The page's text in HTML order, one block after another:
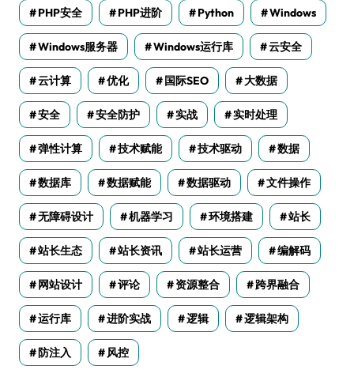
PHP安全 PHP进阶 Python Windows
Windows服务器 Windows运行库 云安全
云计算 优化 国际SEO 大数据
安全 安全防护 实战 实时处理
弹性计算 技术赋能 技术驱动 数据
数据库 数据赋能 数据驱动 文件操作
无障碍设计 机器学习 环境搭建 站长
站长生态 站长资讯 站长运营 编解码
网站设计 评论 资源整合 跨界融合
运行库 进阶实战 逻辑 逻辑架构
防注入 风控